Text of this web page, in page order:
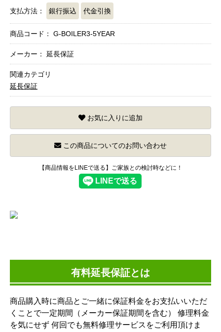
支払方法： 銀行振込 代金引換
商品コード： G-BOILER3-5YEAR
メーカー： 延長保証
関連カテゴリ
延長保証
お気に入りに追加
この商品についてのお問い合わせ
【商品情報をLINEで送る】ご家族との検討時などに！
有料延長保証とは
商品購入時に商品とご一緒に保証料金をお支払いいただ
くことで一定期間（メーカー保証期間を含む） 修理料金
を気にせず 何回でも無料修理サービスをご利用頂けま